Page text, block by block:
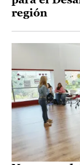
región